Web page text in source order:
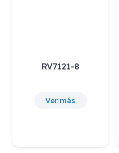
FRENO DERECHO
10,89 € IVA incluido